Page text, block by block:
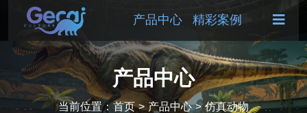
产品中心 精彩案例
产品中心
当前位置：首页 > 产品中心 > 仿真动物